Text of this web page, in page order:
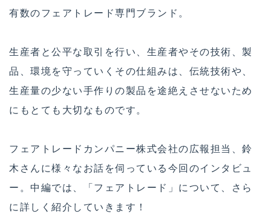
有数のフェアトレード専門ブランド。
生産者と公平な取引を行い、生産者やその技術、製
品、環境を守っていくその仕組みは、伝統技術や、
生産量の少ない手作りの製品を途絶えさせないため
にもとても大切なものです。
フェアトレードカンパニー株式会社の広報担当、鈴
木さんに様々なお話を伺っている今回のインタビュ
ー。中編では、「フェアトレード」について、さら
に詳しく紹介していきます！